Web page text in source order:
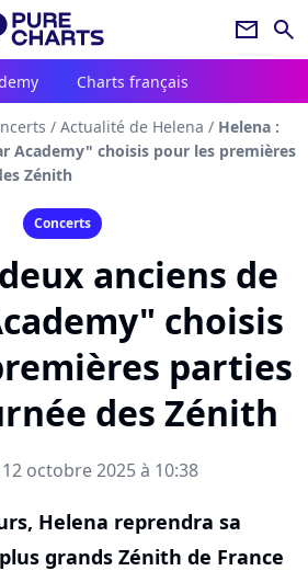
newsletter search
Charts français
/ Actualité de Helena / Helena :
Academy" choisis pour les premières
Zénith
Concerts
anciens de
choisis
parties
des Zénith
octobre 2025 à 10:38
Helena reprendra sa
grands Zénith de France